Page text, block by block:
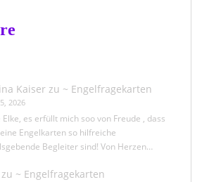
Kaiserzu ~ Engelfragekarten
2026
Elke, es erfüllt mich soo von Freude , dass
Engelkarten so hilfreiche
Begleiter sind! Von Herzen…
zu ~ Engelfragekarten